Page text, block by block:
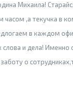
Михаила!
,а текучка в
в каждом
и дела!
о